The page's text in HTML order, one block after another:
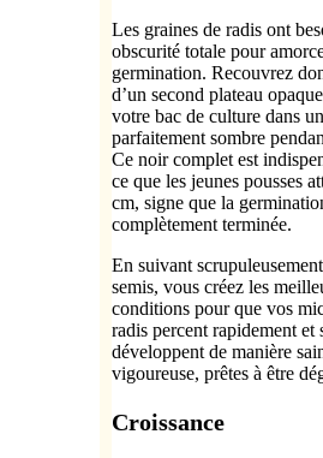
Les graines de radis ont
obscurité totale pour
germination. Recouvrez
d’un second plateau
votre bac de culture dans
parfaitement sombre
Ce noir complet est
ce que les jeunes pousses
cm, signe que la
complètement terminée.
En suivant
semis, vous créez les
conditions pour que vos
radis percent rapidement et
développent de manière
vigoureuse, prêtes à être
Croissance